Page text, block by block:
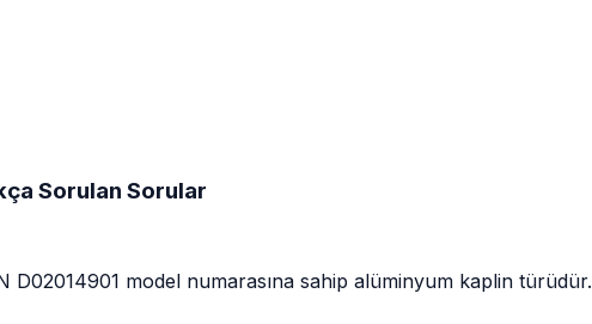
Sorulan Sorular
D02014901 model numarasına sahip alüminyum kaplin türüdür.